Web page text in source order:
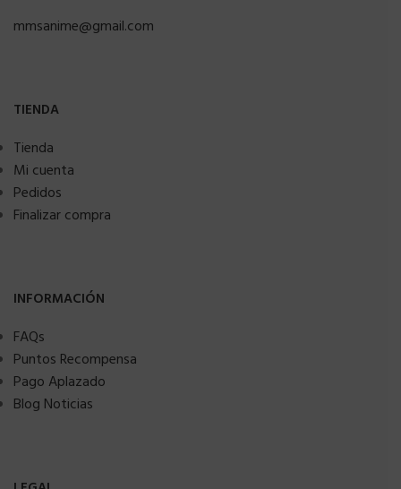
mmsanime@gmail.com
TIENDA
Tienda
Mi cuenta
Pedidos
Finalizar compra
INFORMACIÓN
FAQs
Puntos Recompensa
Pago Aplazado
Blog Noticias